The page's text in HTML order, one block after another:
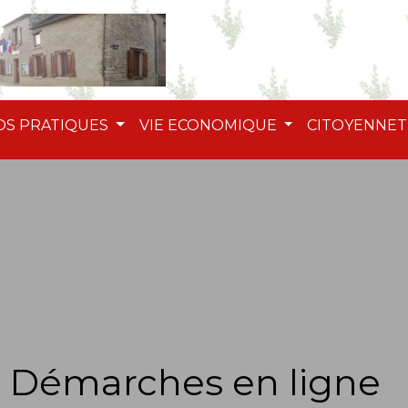
PRATIQUES VIE ECONOMIQUE
Démarches en ligne